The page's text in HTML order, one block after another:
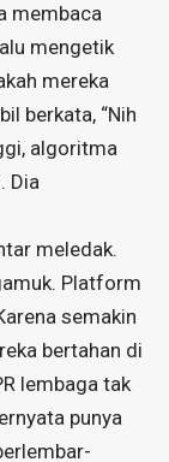
membaca
mengetik
mereka
berkata, “Nih
algoritma
Dia
meledak.
Platform
semakin
bertahan di
lembaga tak
punya